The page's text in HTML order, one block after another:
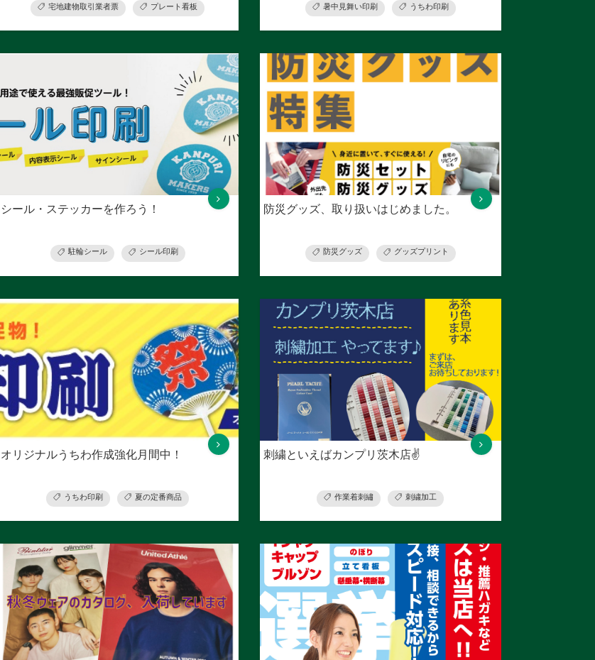
宅地建物取引業者票 プレート看板 暑中見舞い印刷 うちわ印刷
シール・ステッカーを作ろう！
駐輪シール シール印刷
防災グッズ、取り扱いはじめました。
防災グッズ グッズプリント
オリジナルうちわ作成強化月間中！
うちわ印刷 夏の定番商品
刺繍といえばカンプリ茨木店✌
作業着刺繡 刺繍加工